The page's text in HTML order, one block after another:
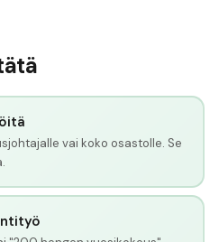
vai koko osastolle. Se